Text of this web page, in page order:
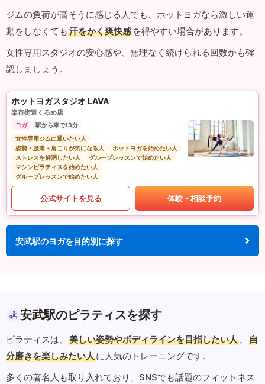
ジムの負荷が高そうに感じる人でも、ホットヨガなら激しい運
動をしなくても 汗をかく爽快感 を得やすい場合があります。
女性専用スタジオの安心感や、無理なく続けられる回数かも確
認しましょう。
ホットヨガスタジオ LAVA
楽市街道くるめ店
ヨガ
駅から車で13分
女性専用ジムに通いたい人
姿勢・腰痛・肩こりが気になる人
ホットヨガを始めたい人
ストレスを解消したい人
グループレッスンで始めたい人
マシンピラティスを始めたい人
グループレッスンで始めたい人
公式サイトを見る 体験・相談予約
安武駅のヨガを目的別に探す
安武駅のピラティスを探す
ピラティスは、 美しい姿勢やボディラインを目指したい人 、
自
分磨きを楽しみたい人に人気のトレーニングです。
多くの著名人も取り入れており、SNSでも話題のフィットネス